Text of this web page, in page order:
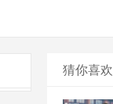
猜你喜欢